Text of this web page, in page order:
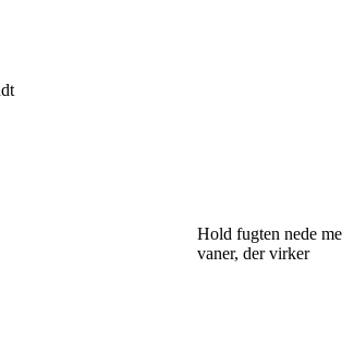
Hold fugten nede
vaner, der virker